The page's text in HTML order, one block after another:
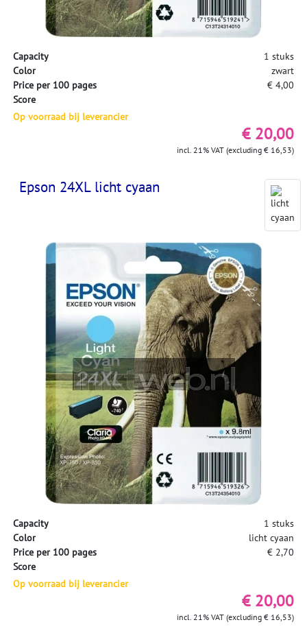
Capacity
1 stuks
Color
zwart
Price per 100 pages
€ 4,00
Score
Op voorraad bij leverancier
€ 20,00
incl. 21% VAT (excluding € 16,53)
Epson 24XL licht cyaan
Capacity
1 stuks
Color
licht cyaan
Price per 100 pages
€ 2,70
Score
Op voorraad bij leverancier
€ 20,00
incl. 21% VAT (excluding € 16,53)